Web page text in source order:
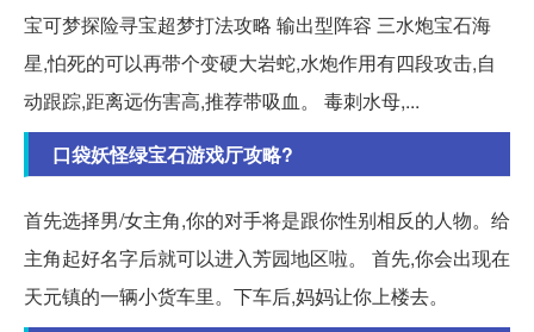
宝可梦探险寻宝超梦打法攻略 输出型阵容 三水炮宝石海
星,怕死的可以再带个变硬大岩蛇,水炮作用有四段攻击,自
动跟踪,距离远伤害高,推荐带吸血。 毒刺水母,...
口袋妖怪绿宝石游戏厅攻略?
首先选择男/女主角,你的对手将是跟你性别相反的人物。给
主角起好名字后就可以进入芳园地区啦。 首先,你会出现在
天元镇的一辆小货车里。下车后,妈妈让你上楼去。